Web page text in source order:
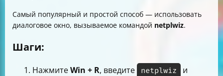
Самый популярный и простой способ — использовать
диалоговое окно, вызываемое командой netplwiz.
Шаги:
НажмитеWin + R, введите netplwiz
и